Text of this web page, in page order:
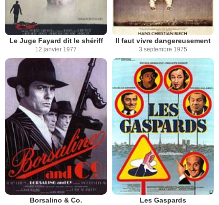
Le Juge Fayard dit le shériff
12 janvier 1977
Il faut vivre dangereusement
3 septembre 1975
Borsalino & Co. Les Gaspards